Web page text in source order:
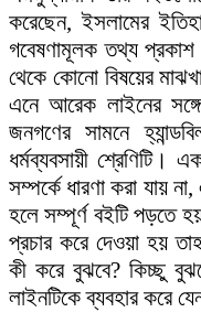
করেছেন, ইসলামের
গবেষণামূলক তথ্য
থেকে কোনো বিষয়ের
এনে আরেক লাইনের
জনগণের সামনে
ধর্মব্যবসায়ী
সম্পর্কে ধারণা করা যায়
হলে সম্পূর্ণ বইটি পড়তে
প্রচার করে দেওয়া হয়
কী করে বুঝবে? কিচ্ছু
লাইনটিকে ব্যবহার করে